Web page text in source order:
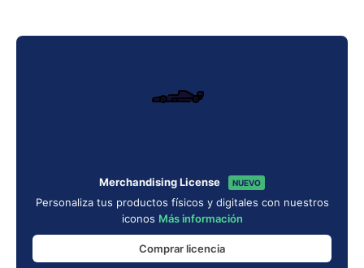
Merchandising License NUEVO
Personaliza tus productos físicos y digitales con nuestros
iconos Más información
Comprar licencia